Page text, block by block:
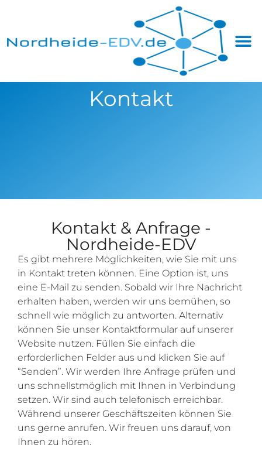
Kontakt
Kontakt & Anfrage -
Nordheide-EDV
Es gibt mehrere Möglichkeiten, wie Sie mit uns
in Kontakt treten können. Eine Option ist, uns
eine E-Mail zu senden. Sobald wir Ihre Nachricht
erhalten haben, werden wir uns bemühen, so
schnell wie möglich zu antworten. Alternativ
können Sie unser Kontaktformular auf unserer
Website nutzen. Füllen Sie einfach die
erforderlichen Felder aus und klicken Sie auf
“Senden”. Wir werden Ihre Anfrage prüfen und
uns schnellstmöglich mit Ihnen in Verbindung
setzen. Wir sind auch telefonisch erreichbar.
Während unserer Geschäftszeiten können Sie
uns gerne anrufen. Wir freuen uns darauf, von
Ihnen zu hören.